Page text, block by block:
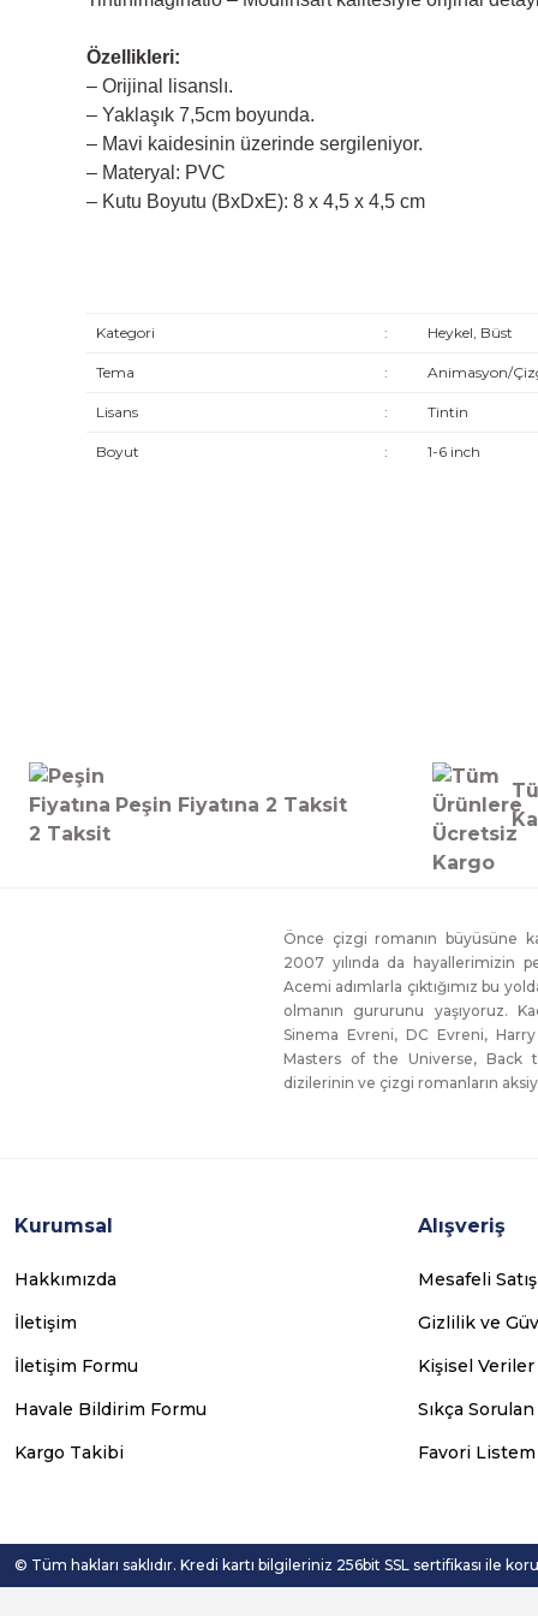
Özellikleri:
– Orijinal lisanslı.
– Yaklaşık 7,5cm boyunda.
– Mavi kaidesinin üzerinde sergileniyor.
– Materyal: PVC
– Kutu Boyutu (BxDxE): 8 x 4,5 x 4,5 cm
Kategori : Heykel, Büst
Tema : Animasyon/
Lisans : Tintin
Boyut : 1-6 inch
Peşin Fiyatına 2 Taksit
Önce çizgi romanın büyüsüne
2007 yılında da hayallerimizin
Acemi adımlarla çıktığımız bu
olmanın gururunu yaşıyoruz.
Sinema Evreni, DC Evreni,
Masters of the Universe,
dizilerinin ve çizgi romanların
Kurumsal
Hakkımızda
İletişim
İletişim Formu
Havale Bildirim Formu
Kargo Takibi
Alışveriş
Mesafeli
Gizlilik ve
Kişisel
Sıkça
Favori Listem
© Tüm hakları saklıdır. Kredi kartı bilgileriniz 256bit SSL sertifikası ile